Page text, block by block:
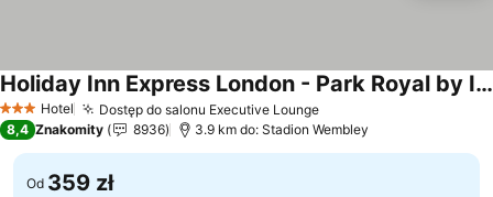
3 Kategoria
Hotel Dostęp do salonu Executive LoungeWyświetl ceny
Holiday Inn Express London - Park Royal by IHG
Wyświetl ceny
8,4 Znakomity 8936 3.9 km do: Stadion Wembley
Od 359 zł